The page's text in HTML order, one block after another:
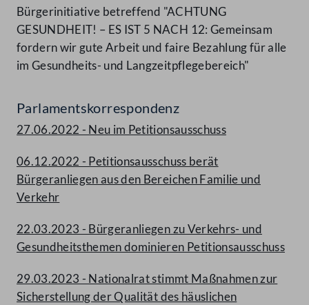
Bürgerinitiative betreffend "ACHTUNG
GESUNDHEIT! – ES IST 5 NACH 12: Gemeinsam
fordern wir gute Arbeit und faire Bezahlung für alle
im Gesundheits- und Langzeitpflegebereich"
Parlamentskorrespondenz
27.06.2022 - Neu im Petitionsausschuss
06.12.2022 - Petitionsausschuss berät
Bürgeranliegen aus den Bereichen Familie und
Verkehr
22.03.2023 - Bürgeranliegen zu Verkehrs- und
Gesundheitsthemen dominieren Petitionsausschuss
29.03.2023 - Nationalrat stimmt Maßnahmen zur
Sicherstellung der Qualität des häuslichen